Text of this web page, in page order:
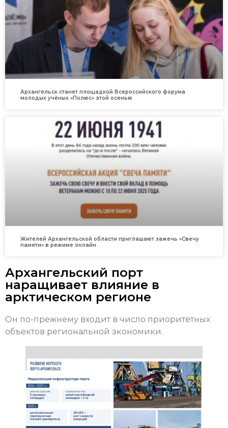
Архангельск станет площадкой Всероссийского форума
молодых учёных «Полюс» этой осенью
Жителей Архангельской области приглашают зажечь «Свечу
памяти» в режиме онлайн
Архангельский порт
наращивает влияние в
арктическом регионе
Он по-прежнему входит в число приоритетных
объектов региональной экономики.